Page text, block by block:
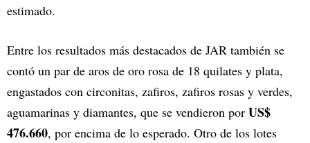
estimado.
Entre los resultados más destacados de JAR también se
contó un par de aros de oro rosa de 18 quilates y plata,
engastados con circonitas, zafiros, zafiros rosas y verdes,
aguamarinas y diamantes, que se vendieron por US$
476.660, por encima de lo esperado. Otro de los lotes